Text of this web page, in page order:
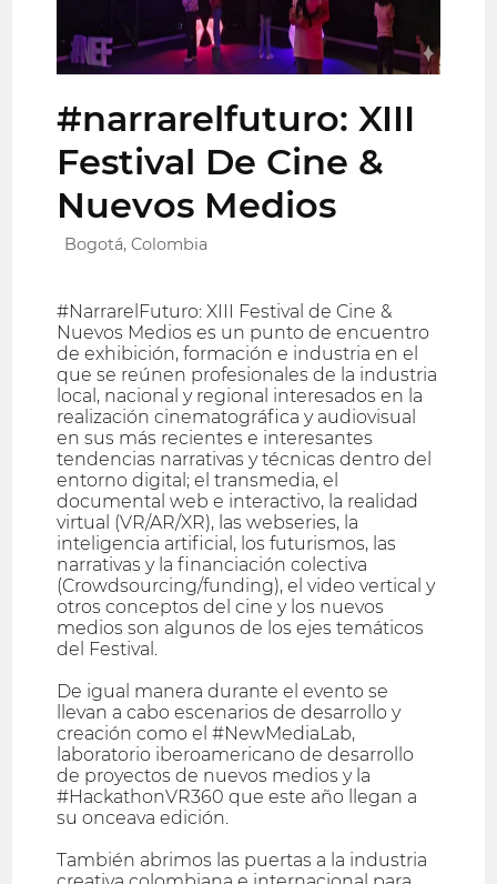
#narrarelfuturo: XIII
Festival De Cine &
Nuevos Medios
Bogotá, Colombia
#NarrarelFuturo: XIII Festival de Cine &
Nuevos Medios es un punto de encuentro
de exhibición, formación e industria en el
que se reúnen profesionales de la industria
local, nacional y regional interesados en la
realización cinematográfica y audiovisual
en sus más recientes e interesantes
tendencias narrativas y técnicas dentro del
entorno digital; el transmedia, el
documental web e interactivo, la realidad
virtual (VR/AR/XR), las webseries, la
inteligencia artificial, los futurismos, las
narrativas y la financiación colectiva
(Crowdsourcing/funding), el video vertical y
otros conceptos del cine y los nuevos
medios son algunos de los ejes temáticos
del Festival.
De igual manera durante el evento se
llevan a cabo escenarios de desarrollo y
creación como el #NewMediaLab,
laboratorio iberoamericano de desarrollo
de proyectos de nuevos medios y la
#HackathonVR360 que este año llegan a
su onceava edición.
También abrimos las puertas a la industria